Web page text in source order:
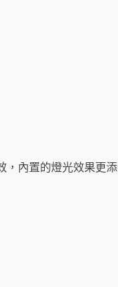
，內置的燈光效果更